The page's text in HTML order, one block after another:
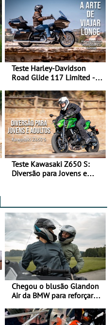
Teste Harley-Davidson
Road Glide 117 Limited - A
Teste Kawasaki Z650 S:
Diversão para Jovens e
Chegou o blusão Glandon
Air da BMW para reforçar
verão